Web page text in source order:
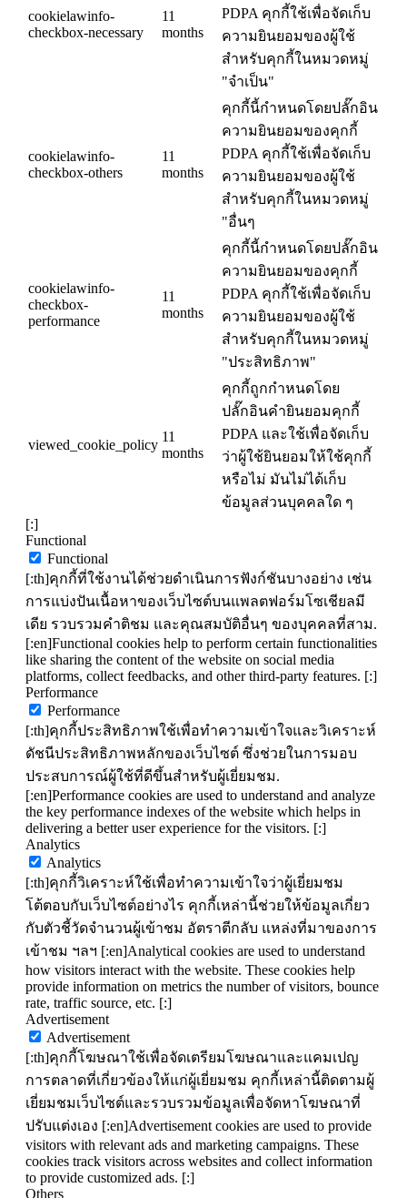
cookielawinfo-
checkbox-necessary
11
months
PDPA คุกกี้ใช้เพื่อจัดเก็บ
ความยินยอมของผู้ใช้
สำหรับคุกกี้ในหมวดหมู่
"จำเป็น"
cookielawinfo-
checkbox-others
11
months
คุกกี้นี้กำหนดโดยปลั๊กอิน
ความยินยอมของคุกกี้
PDPA คุกกี้ใช้เพื่อจัดเก็บ
ความยินยอมของผู้ใช้
สำหรับคุกกี้ในหมวดหมู่
"อื่นๆ
cookielawinfo-
checkbox-
performance
11
months
คุกกี้นี้กำหนดโดยปลั๊กอิน
ความยินยอมของคุกกี้
PDPA คุกกี้ใช้เพื่อจัดเก็บ
ความยินยอมของผู้ใช้
สำหรับคุกกี้ในหมวดหมู่
"ประสิทธิภาพ"
viewed_cookie_policy
11
months
คุกกี้ถูกกำหนดโดย
ปลั๊กอินคำยินยอมคุกกี้
PDPA และใช้เพื่อจัดเก็บ
ว่าผู้ใช้ยินยอมให้ใช้คุกกี้
หรือไม่ มันไม่ได้เก็บ
ข้อมูลส่วนบุคคลใด ๆ
[:]
Functional
Functional
[:th]คุกกี้ที่ใช้งานได้ช่วยดำเนินการฟังก์ชันบางอย่าง เช่น
การแบ่งปันเนื้อหาของเว็บไซต์บนแพลตฟอร์มโซเชียลมี
เดีย รวบรวมคำติชม และคุณสมบัติอื่นๆ ของบุคคลที่สาม.
[:en]Functional cookies help to perform certain functionalities
like sharing the content of the website on social media
platforms, collect feedbacks, and other third-party features. [:]
Performance
Performance
[:th]คุกกี้ประสิทธิภาพใช้เพื่อทำความเข้าใจและวิเคราะห์
ดัชนีประสิทธิภาพหลักของเว็บไซต์ ซึ่งช่วยในการมอบ
ประสบการณ์ผู้ใช้ที่ดีขึ้นสำหรับผู้เยี่ยมชม.
[:en]Performance cookies are used to understand and analyze
the key performance indexes of the website which helps in
delivering a better user experience for the visitors. [:]
Analytics
Analytics
[:th]คุกกี้วิเคราะห์ใช้เพื่อทำความเข้าใจว่าผู้เยี่ยมชม
โต้ตอบกับเว็บไซต์อย่างไร คุกกี้เหล่านี้ช่วยให้ข้อมูลเกี่ยว
กับตัวชี้วัดจำนวนผู้เข้าชม อัตราตีกลับ แหล่งที่มาของการ
เข้าชม ฯลฯ [:en]Analytical cookies are used to understand
how visitors interact with the website. These cookies help
provide information on metrics the number of visitors, bounce
rate, traffic source, etc. [:]
Advertisement
Advertisement
[:th]คุกกี้โฆษณาใช้เพื่อจัดเตรียมโฆษณาและแคมเปญ
การตลาดที่เกี่ยวข้องให้แก่ผู้เยี่ยมชม คุกกี้เหล่านี้ติดตามผู้
เยี่ยมชมเว็บไซต์และรวบรวมข้อมูลเพื่อจัดหาโฆษณาที่
ปรับแต่งเอง [:en]Advertisement cookies are used to provide
visitors with relevant ads and marketing campaigns. These
cookies track visitors across websites and collect information
to provide customized ads. [:]
Others